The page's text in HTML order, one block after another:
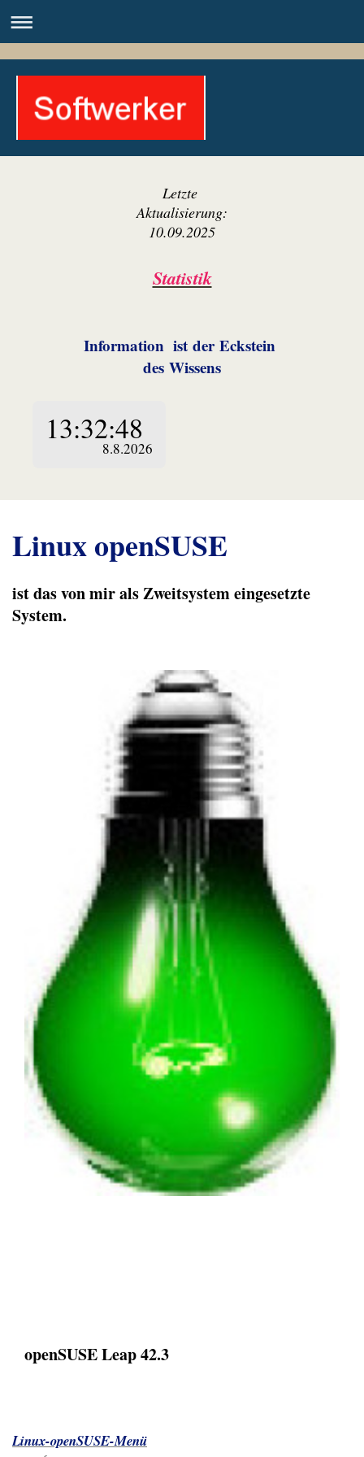
Letzte
Aktualisierung:
10.09.2025
Statistik
Information ist der Eckstein
des Wissens
Linux openSUSE
ist das von mir als Zweitsystem eingesetzte
System.
openSUSE Leap 42.3
Linux-openSUSE-Menü